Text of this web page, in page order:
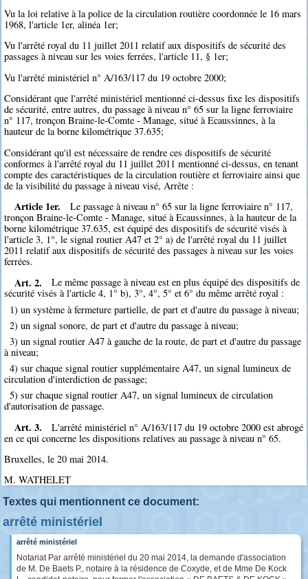
Vu la loi relative à la police de la circulation routière coordonnée le 16 mars
1968, l'article 1er, alinéa 1er;
Vu l'arrêté royal du 11 juillet 2011 relatif aux dispositifs de sécurité des
passages à niveau sur les voies ferrées, l'article 11, § 1er;
Vu l'arrêté ministériel n° A/163/117 du 19 octobre 2000;
Considérant que l'arrêté ministériel mentionné ci-dessus fixe les dispositifs
de sécurité, entre autres, du passage à niveau n° 65 sur la ligne ferroviaire
n° 117, tronçon Braine-le-Comte - Manage, situé à Ecaussinnes, à la
hauteur de la borne kilométrique 37.635;
Considérant qu'il est nécessaire de rendre ces dispositifs de sécurité
conformes à l'arrêté royal du 11 juillet 2011 mentionné ci-dessus, en tenant
compte des caractéristiques de la circulation routière et ferroviaire ainsi que
de la visibilité du passage à niveau visé, Arrête :
Article 1er.
Le passage à niveau n° 65 sur la ligne ferroviaire n° 117,
tronçon Braine-le-Comte - Manage, situé à Ecaussinnes, à la hauteur de la
borne kilométrique 37.635, est équipé des dispositifs de sécurité visés à
l'article 3, 1°, le signal routier A47 et 2° a) de l'arrêté royal du 11 juillet
2011 relatif aux dispositifs de sécurité des passages à niveau sur les voies
ferrées.
Art. 2.
Le même passage à niveau est en plus équipé des dispositifs de
sécurité visés à l'article 4, 1° b), 3°, 4°, 5° et 6° du même arrêté royal :
1) un système à fermeture partielle, de part et d'autre du passage à niveau;
2) un signal sonore, de part et d'autre du passage à niveau;
3) un signal routier A47 à gauche de la route, de part et d'autre du passage
à niveau;
4) sur chaque signal routier supplémentaire A47, un signal lumineux de
circulation d'interdiction de passage;
5) sur chaque signal routier A47, un signal lumineux de circulation
d'autorisation de passage.
Art. 3.
L'arrêté ministériel n° A/163/117 du 19 octobre 2000 est abrogé
en ce qui concerne les dispositions relatives au passage à niveau n° 65.
Bruxelles, le 20 mai 2014.
M. WATHELET
Textes qui mentionnent ce document:
arrêté ministériel
arrêté ministériel
Notariat Par arrêté ministériel du 20 mai 2014, la demande d'association
de M. De Baets P., notaire à la résidence de Coxyde, et de Mme De Kock